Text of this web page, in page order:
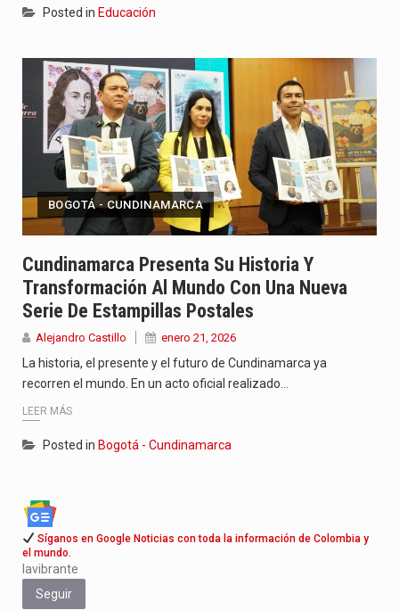
Posted in Educación
BOGOTÁ - CUNDINAMARCA
Cundinamarca Presenta Su Historia Y
Transformación Al Mundo Con Una Nueva
Serie De Estampillas Postales
Alejandro Castillo enero 21, 2026
La historia, el presente y el futuro de Cundinamarca ya
recorren el mundo. En un acto oficial realizado…
LEER MÁS
Posted in Bogotá - Cundinamarca
Síganos en Google Noticias con toda la información de Colombia y
el mundo.
lavibrante
Seguir